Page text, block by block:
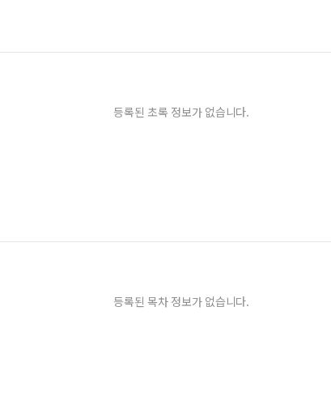
등록된 초록 정보가 없습니다.
등록된 목차 정보가 없습니다.